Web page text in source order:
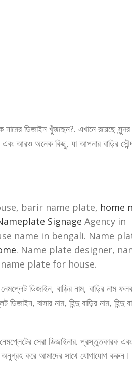
ডিজাইন খুঁজছেন?. এখানে রয়েছে
এবং আরও অনেক কিছু, যা আপনার বাড়ির
barir name plate, home
Signage Agency in
name in bengali. Name
. Name plate designer,
plate for house.
ডিজাইন, বাড়ির নাম, বাড়ির নাম
ডিজাইন, বাসার নাম, হিন্দু বাড়ির নাম, হিন্দু
সেরা ডিজাইনার. প্রস্তুতকারক এবং
অনুগ্রহ করে আমাদের সাথে যোগাযোগ করুন।